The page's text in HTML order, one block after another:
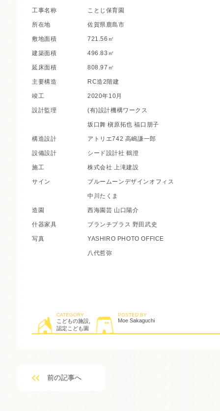
工事名称 ことじ保育園
所在地 佐賀県鹿島市
敷地面積 721.56㎡
建築面積 496.83㎡
延床面積 808.97㎡
主要構造 RC造2階建
竣工 2020年10月
設計監理 (有)設計機構ワークス
坂口舞 槇原拓也 福口朋子
構造設計 アトリエ742 高嶋謙一郎
設備設計 シード設計社 鶴澄
施工 株式会社 上滝建設
サイン ブルームーンデザインオフィス
中川たくま
造園 西海園芸 山口陽介
什器家具 ブランチプラス 野田武史
写真 YASHIRO PHOTO OFFICE
八代哲弥
CATEGORY
こどもの施設
認定こども園
POSTED BY
Moe Sakaguchi
前の記事へ